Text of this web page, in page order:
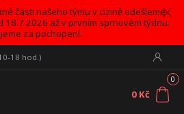
části našeho týmu v cizině odešleme
až v prvním sprnovém týdnu.
za pochopení.
18 hod.)
0
0 Kč